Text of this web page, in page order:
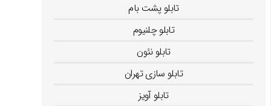
تابلو پشت بام
تابلو چلنیوم
تابلو نئون
تابلو سازی تهران
تابلو آویز